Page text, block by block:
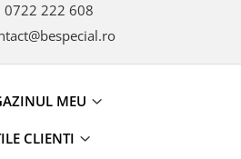
0722 222 608
MEU
CLIENTI